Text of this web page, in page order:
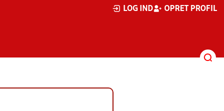
LOG IND OPRET PROFIL